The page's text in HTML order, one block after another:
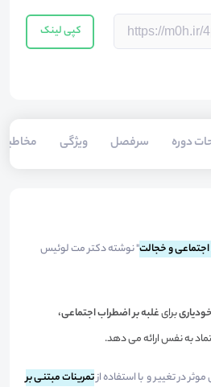
کپی لینک
دوره سرفصل ویژگی
و خجالت" نوشته دکتر مت لوئیس
خودیاریبرایغلبه بر اضطراب اجتماعی،
به نفس ارائه می دهد.
در تغییر و با استفاده ازتمرینات مبتنی بر